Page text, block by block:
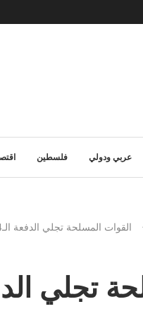
عربي ودولي فلسطين
القوات المسلحة تجلي الدفعة الـ14 من أطفال غزة المرضى للعلاج في الأردن
من أطفال غزة المرضى